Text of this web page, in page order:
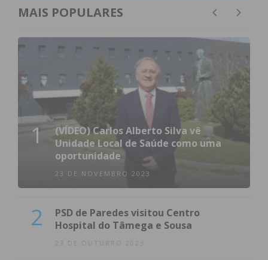
MAIS POPULARES
1
(VÍDEO) Carlos Alberto Silva vê
Unidade Local de Saúde como uma
oportunidade
23 DE NOVEMBRO 2023
2
PSD de Paredes visitou Centro
Hospital do Tâmega e Sousa
23 DE OUTUBRO 2023